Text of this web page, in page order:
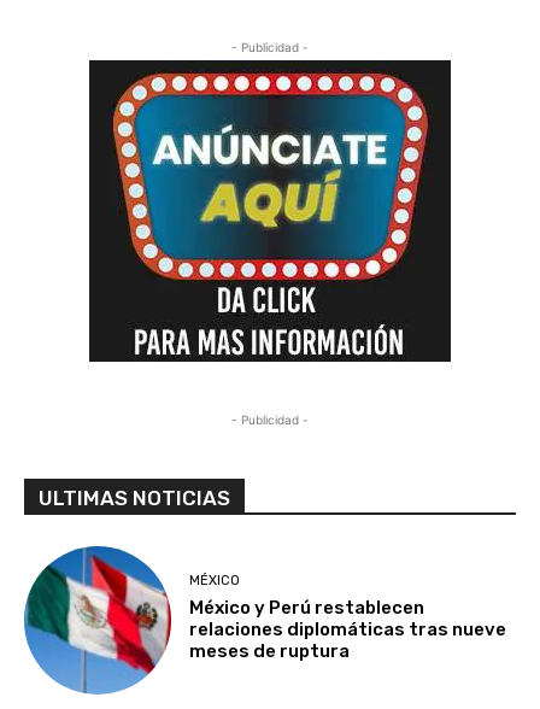
- Publicidad -
- Publicidad -
ULTIMAS NOTICIAS
MÉXICO
México y Perú restablecen
relaciones diplomáticas tras nueve
meses de ruptura